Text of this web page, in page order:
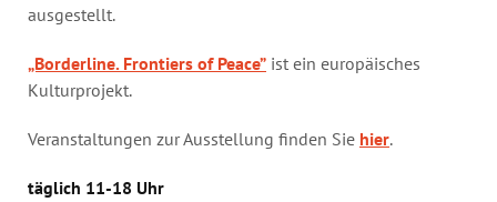
ausgestellt.
„Borderline. Frontiers of Peace” ist ein europäisches
Kulturprojekt.
Veranstaltungen zur Ausstellung finden Sie hier.
täglich 11-18 Uhr